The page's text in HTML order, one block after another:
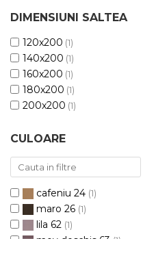
DIMENSIUNI SALTEA
120x200 (1)
140x200 (1)
160x200 (1)
180x200 (1)
200x200 (1)
CULOARE
cafeniu 24 (1)
maro 26 (1)
lila 62 (1)
mov deschis 63 (1)